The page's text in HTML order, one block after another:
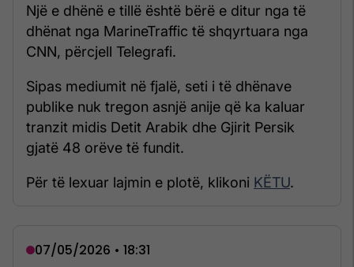
Një e dhënë e tillë është bërë e ditur nga të
dhënat nga MarineTraffic të shqyrtuara nga
CNN, përcjell Telegrafi.
Sipas mediumit në fjalë, seti i të dhënave
publike nuk tregon asnjë anije që ka kaluar
tranzit midis Detit Arabik dhe Gjirit Persik
gjatë 48 orëve të fundit.
Për të lexuar lajmin e plotë, klikoni KËTU.
07/05/2026 • 18:31